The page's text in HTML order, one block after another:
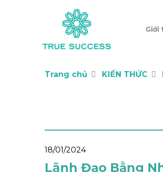
Giới
Trang chủ KIẾN THỨC
18/01/2024
Lãnh Đạo Bằng